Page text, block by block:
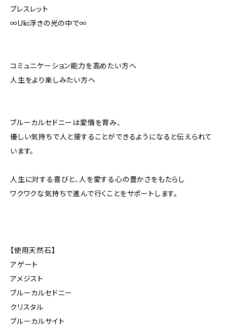
ブレスレット
∞Uki浮きの光の中で∞
コミュニケーション能力を高めたい方へ
人生をより楽しみたい方へ
ブルーカルセドニーは愛情を育み、
優しい気持ちで人と接することができるようになると伝えられて
います。
人生に対する喜びと、人を愛する心の豊かさをもたらし
ワクワクな気持ちで進んで行くことをサポートします。
【使用天然石】
アゲート
アメジスト
ブルーカルセドニー
クリスタル
ブルーカルサイト